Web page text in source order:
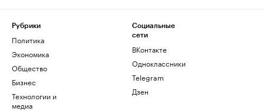
Рубрики
Политика
Экономика
Общество
Бизнес
Технологии и
медиа
Социальные
сети
ВКонтакте
Одноклассники
Telegram
Дзен